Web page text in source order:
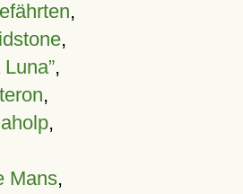
,
,
,
,
,
Mans,